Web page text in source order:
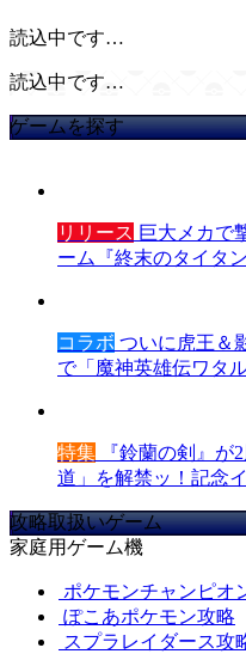
読込中です…
読込中です…
ゲームを探す
リリース 巨大メカで
ーム『終末のタイタ
コラボ ついに虎王＆
で「魔神英雄伝ワタ
特集 『鈴蘭の剣』が
道」を解禁ッ！記念
攻略取扱いゲーム
家庭用ゲーム機
ポケモンチャンピオ
ぽこあポケモン攻略
スプラレイダース攻